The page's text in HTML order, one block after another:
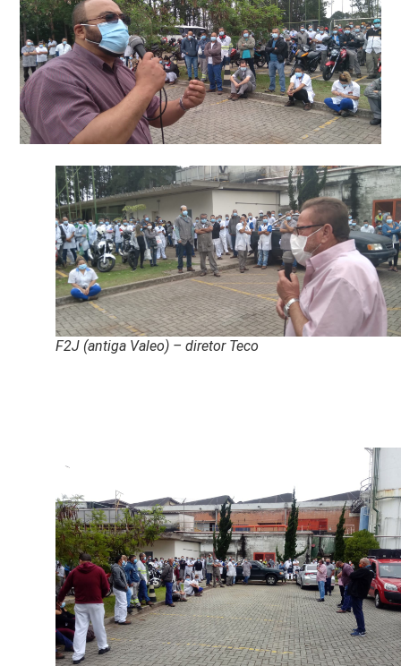
F2J (antiga Valeo) – diretor Teco